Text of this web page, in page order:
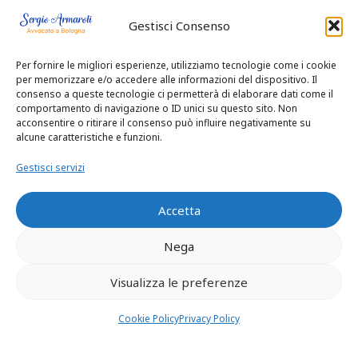
Gestisci Consenso
Per fornire le migliori esperienze, utilizziamo tecnologie come i cookie
per memorizzare e/o accedere alle informazioni del dispositivo. Il
consenso a queste tecnologie ci permetterà di elaborare dati come il
comportamento di navigazione o ID unici su questo sito. Non
acconsentire o ritirare il consenso può influire negativamente su
alcune caratteristiche e funzioni.
Gestisci servizi
Accetta
Nega
Visualizza le preferenze
Cookie PolicyPrivacy Policy
indetemrinabile medio.
Ecco perché io consiglio sempre
unaseparazione consensuale
e provo a volte fino all’ultimo
affinchè i coniugi raggiungano un